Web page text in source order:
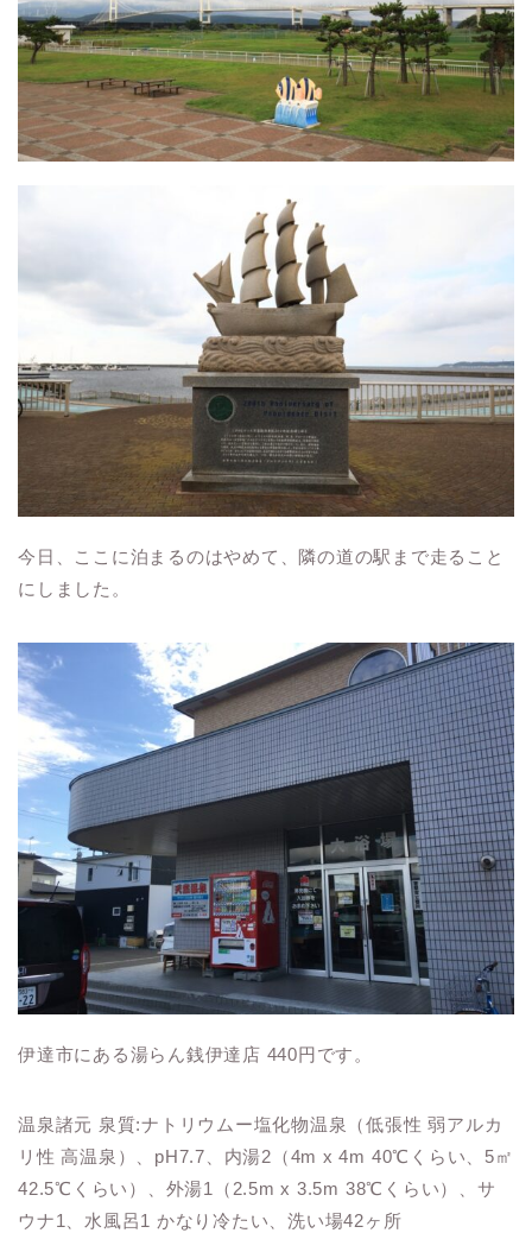
今日、ここに泊まるのはやめて、隣の道の駅まで走ること
にしました。
伊達市にある湯らん銭伊達店 440円です。
温泉諸元 泉質:ナトリウムー塩化物温泉（低張性 弱アルカ
リ性 高温泉）、pH7.7、内湯2（4m x 4m 40℃くらい、5㎡
42.5℃くらい）、外湯1（2.5m x 3.5m 38℃くらい）、サ
ウナ1、水風呂1 かなり冷たい、洗い場42ヶ所